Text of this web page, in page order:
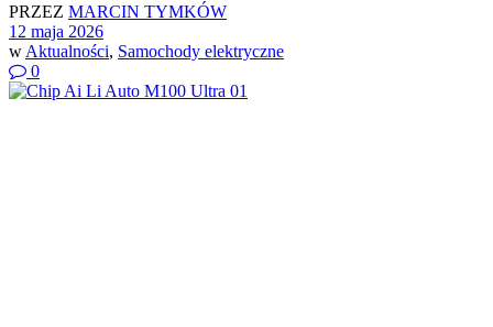
PRZEZ MARCIN TYMKÓW
12 maja 2026
w Aktualności, Samochody elektryczne
0